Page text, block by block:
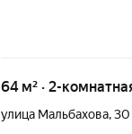
64 м² · 2-
улица Мальбахова,30